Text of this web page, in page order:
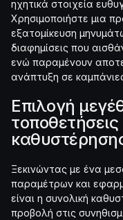
ηχητικά στοιχεία
Χρησιμοποιήστε μια
εξατομίκευση
διαφημίσεις που
ενώ παραμένουν
ανάπτυξη σε
Επιλογή
Ξεκινώντας με ένα
παραμέτρων και
είναι η συνολική
προβολή στις